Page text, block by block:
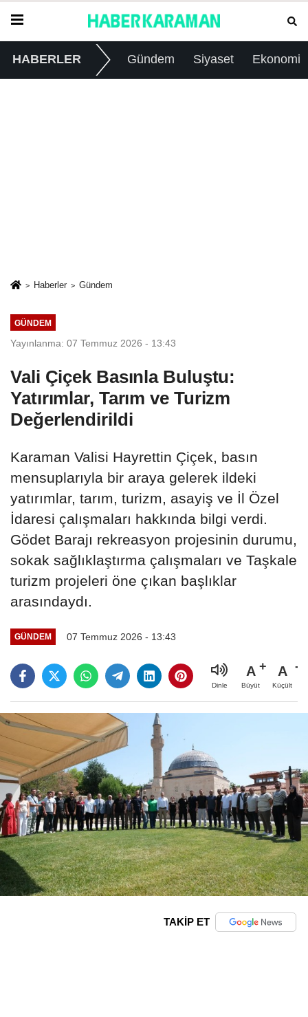
HABERLER Gündem Siyaset Ekonomi
Haberler Gündem
GÜNDEM
Yayınlanma: 07 Temmuz 2026 - 13:43
Vali Çiçek Basınla Buluştu:
Yatırımlar, Tarım ve Turizm
Değerlendirildi
Karaman Valisi Hayrettin Çiçek, basın
mensuplarıyla bir araya gelerek ildeki
yatırımlar, tarım, turizm, asayiş ve İl Özel
İdaresi çalışmaları hakkında bilgi verdi.
Gödet Barajı rekreasyon projesinin durumu,
sokak sağlıklaştırma çalışmaları ve Taşkale
turizm projeleri öne çıkan başlıklar
arasındaydı.
GÜNDEM 07 Temmuz 2026 - 13:43
Dinle
A
Büyüt
A
Küçült
TAKİP ET